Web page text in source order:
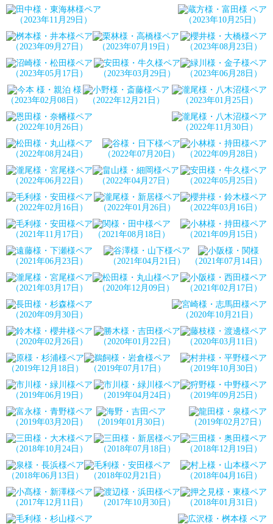
（2023年11月29日） （2023年10月25日）
（2023年09月27日） （2023年08月23日）
（2023年07月19日）
（2023年06月28日）
（2023年05月17日） （2023年03月29日）
（2023年02月08日） （2023年01月25日）
（2022年12月21日）
（2022年11月30日）
（2022年10月26日）
（2022年09月28日）
（2022年08月24日） （2022年07月20日）
（2022年06月22日） （2022年05月25日）
（2022年04月27日）
（2022年03月16日）
（2022年02月16日） （2022年01月26日）
（2021年11月17日） （2021年09月15日）
（2021年08月18日）
（2021年07月14日）
（2021年06月23日） （2021年04月21日）
（2021年03月17日） （2021年02月17日）
（2020年12月09日）
（2020年10月21日）
（2020年09月30日）
（2020年03月11日）
（2020年02月26日） （2020年01月22日）
（2019年12月18日） （2019年10月30日）
（2019年07月17日）
（2019年09月25日）
（2019年06月19日） （2019年04月24日）
（2019年03月20日） （2019年02月27日）
（2019年01月30日）
（2018年12月19日）
（2018年10月24日） （2018年07月18日）
（2018年06月13日） （2018年04月16日）
（2018年02月21日）
（2018年01月31日）
（2017年12月11日） （2017年10月30日）